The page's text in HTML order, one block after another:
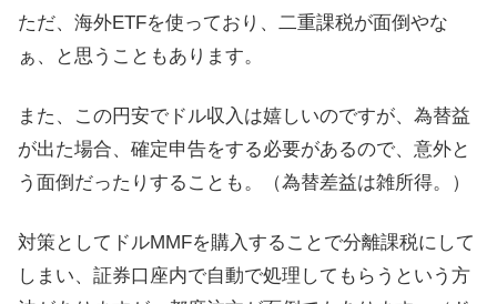
ただ、海外ETFを使っており、二重課税が面倒やな
ぁ、と思うこともあります。
また、この円安でドル収入は嬉しいのですが、為替益
が出た場合、確定申告をする必要があるので、意外と
う面倒だったりすることも。（為替差益は雑所得。）
対策としてドルMMFを購入することで分離課税にして
しまい、証券口座内で自動で処理してもらうという方